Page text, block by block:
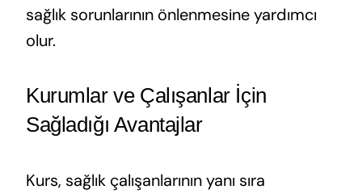
sağlık sorunlarının önlenmesine yardımcı
olur.
Kurumlar ve Çalışanlar İçin
Sağladığı Avantajlar
Kurs, sağlık çalışanlarının yanı sıra